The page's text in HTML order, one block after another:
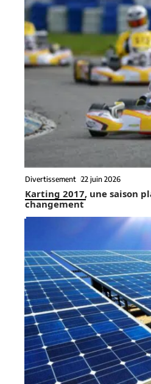
Divertissement 22 juin 2026
Karting 2017, une saison
changement